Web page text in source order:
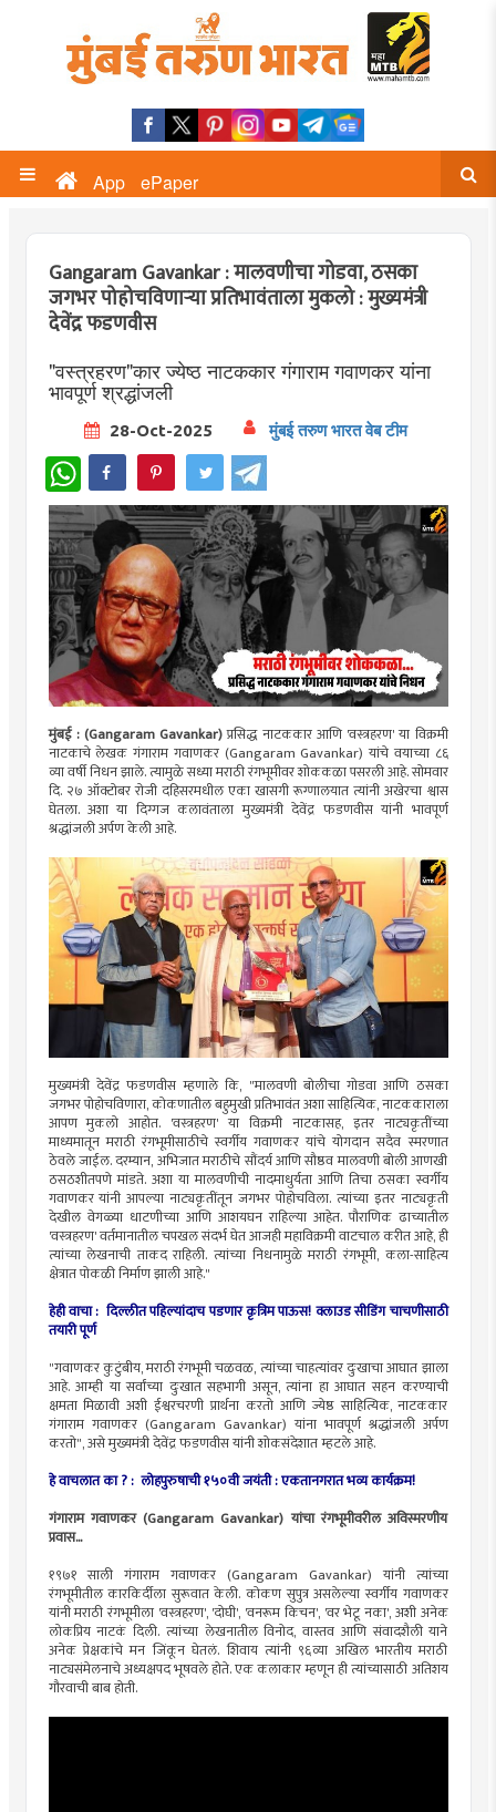
App ePaper
Gangaram Gavankar : मालवणीचा गोडवा, ठसका
जगभर पोहोचविणाऱ्या प्रतिभावंताला मुकलो : मुख्यमंत्री
देवेंद्र फडणवीस
"वस्त्रहरण"कार ज्येष्ठ नाटककार गंगाराम गवाणकर यांना
भावपूर्ण श्रद्धांजली
28-Oct-2025 मुंबई तरुण भारत वेब टीम
WhatsApp
मुंबई : (Gangaram Gavankar)प्रसिद्ध नाटककार आणि 'वस्त्रहरण' या विक्रमी
नाटकाचे लेखक गंगाराम गवाणकर (Gangaram Gavankar) यांचे वयाच्या ८६
व्या वर्षी निधन झाले. त्यामुळे सध्या मराठी रंगभूमीवर शोककळा पसरली आहे. सोमवार
दि. २७ ऑक्टोबर रोजी दहिसरमधील एका खासगी रूग्णालयात त्यांनी अखेरचा श्वास
घेतला. अशा या दिग्गज कलावंताला मुख्यमंत्री देवेंद्र फडणवीस यांनी भावपूर्ण
श्रद्धांजली अर्पण केली आहे.
मुख्यमंत्री देवेंद्र फडणवीस म्हणाले कि, "मालवणी बोलीचा गोडवा आणि ठसका
जगभर पोहोचविणारा, कोकणातील बहुमुखी प्रतिभावंत अशा साहित्यिक, नाटककाराला
आपण मुकलो आहोत. 'वस्त्रहरण' या विक्रमी नाटकासह, इतर नाट्यकृतींच्या
माध्यमातून मराठी रंगभूमीसाठीचे स्वर्गीय गवाणकर यांचे योगदान सदैव स्मरणात
ठेवले जाईल. दरम्यान, अभिजात मराठीचे सौंदर्य आणि सौष्ठव मालवणी बोली आणखी
ठसठशीतपणे मांडते. अशा या मालवणीची नादमाधुर्यता आणि तिचा ठसका स्वर्गीय
गवाणकर यांनी आपल्या नाट्यकृतींतून जगभर पोहोचविला. त्यांच्या इतर नाट्यकृती
देखील वेगळ्या धाटणीच्या आणि आशयघन राहिल्या आहेत. पौराणिक ढाच्यातील
'वस्त्रहरण' वर्तमानातील चपखल संदर्भ घेत आजही महाविक्रमी वाटचाल करीत आहे, ही
त्यांच्या लेखनाची ताकद राहिली. त्यांच्या निधनामुळे मराठी रंगभूमी, कला-साहित्य
क्षेत्रात पोकळी निर्माण झाली आहे."
हेही वाचा : दिल्लीत पहिल्यांदाच पडणार कृत्रिम पाऊस! क्लाउड सीडिंग चाचणीसाठी
तयारी पूर्ण
"गवाणकर कुटुंबीय, मराठी रंगभूमी चळवळ, त्यांच्या चाहत्यांवर दुःखाचा आघात झाला
आहे. आम्ही या सर्वांच्या दुःखात सहभागी असून, त्यांना हा आघात सहन करण्याची
क्षमता मिळावी अशी ईश्वरचरणी प्रार्थना करतो आणि ज्येष्ठ साहित्यिक, नाटककार
गंगाराम गवाणकर (Gangaram Gavankar) यांना भावपूर्ण श्रद्धांजली अर्पण
करतो", असे मुख्यमंत्री देवेंद्र फडणवीस यांनी शोकसंदेशात म्हटले आहे.
हे वाचलात का ? : लोहपुरुषाची १५०वी जयंती : एकतानगरात भव्य कार्यक्रम!
गंगाराम गवाणकर (Gangaram Gavankar) यांचा रंगभूमीवरील अविस्मरणीय
प्रवास...
१९७१ साली गंगाराम गवाणकर (Gangaram Gavankar) यांनी त्यांच्या
रंगभूमीतील कारकि‍र्दीला सुरूवात केली. कोकण सुपुत्र असलेल्या स्वर्गीय गवाणकर
यांनी मराठी रंगभूमीला 'वस्त्रहरण', 'दोघी', 'वनरूम किचन', 'वर भेटू नका', अशी अनेक
लोकप्रिय नाटकं दिली. त्यांच्या लेखनातील विनोद, वास्तव आणि संवादशैली याने
अनेक प्रेक्षकांचे मन जिंकून घेतलं. शिवाय त्यांनी ९६व्या अखिल भारतीय मराठी
नाट्यसंमेलनाचे अध्यक्षपद भूषवले होते. एक कलाकार म्हणून ही त्यांच्यासाठी अतिशय
गौरवाची बाब होती.